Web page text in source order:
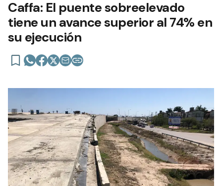
Caffa: El puente sobreelevado
tiene un avance superior al 74% en
su ejecución